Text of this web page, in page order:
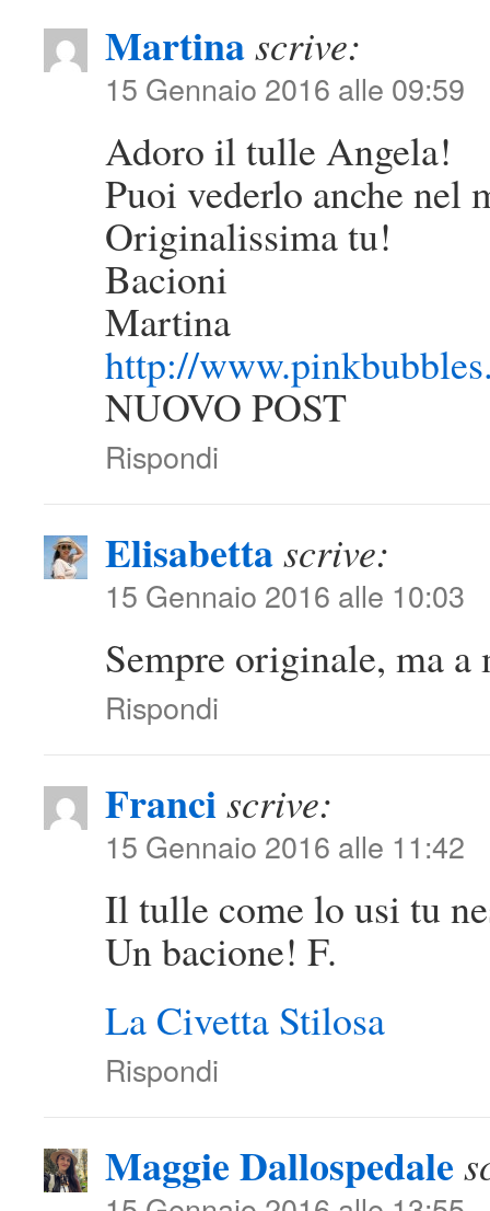
Martinascrive:
15 Gennaio 2016 alle 09:59
Adoro il tulle Angela!
Puoi vederlo anche nel
Originalissima tu!
Bacioni
Martina
http://
NUOVO POST
Rispondi
Elisabettascrive:
15 Gennaio 2016 alle 10:03
Sempre originale, ma
Rispondi
Franciscrive:
15 Gennaio 2016 alle 11:42
Il tulle come lo usi tu
Un bacione! F.
La Civetta Stilosa
Rispondi
Maggie Dallospedale